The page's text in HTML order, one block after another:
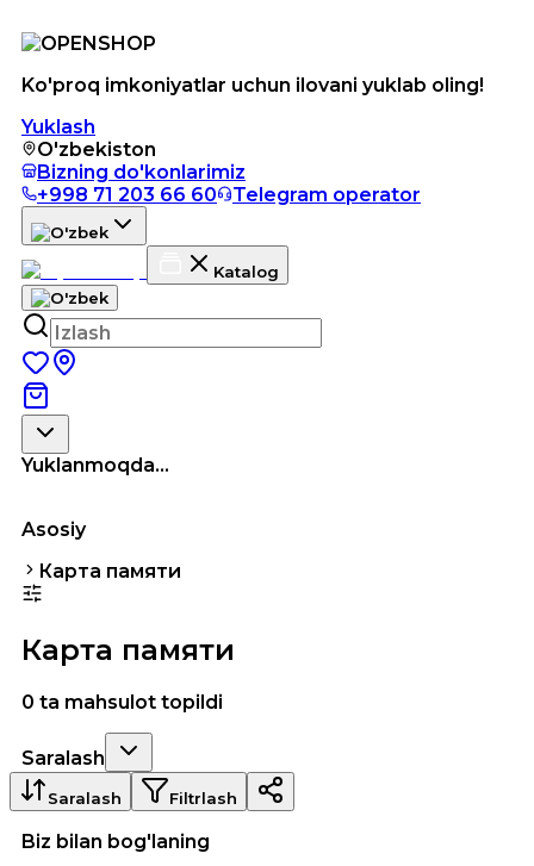
Ko'proq imkoniyatlar uchun ilovani yuklab oling!
Yuklash
O'zbekiston
Bizning do'konlarimiz
+998 71 203 66 60
Telegram operator
Katalog
Yuklanmoqda...
Asosiy
Карта памяти
Карта памяти
0 ta mahsulot topildi
Saralash
Saralash Filtrlash
Biz bilan bog'laning